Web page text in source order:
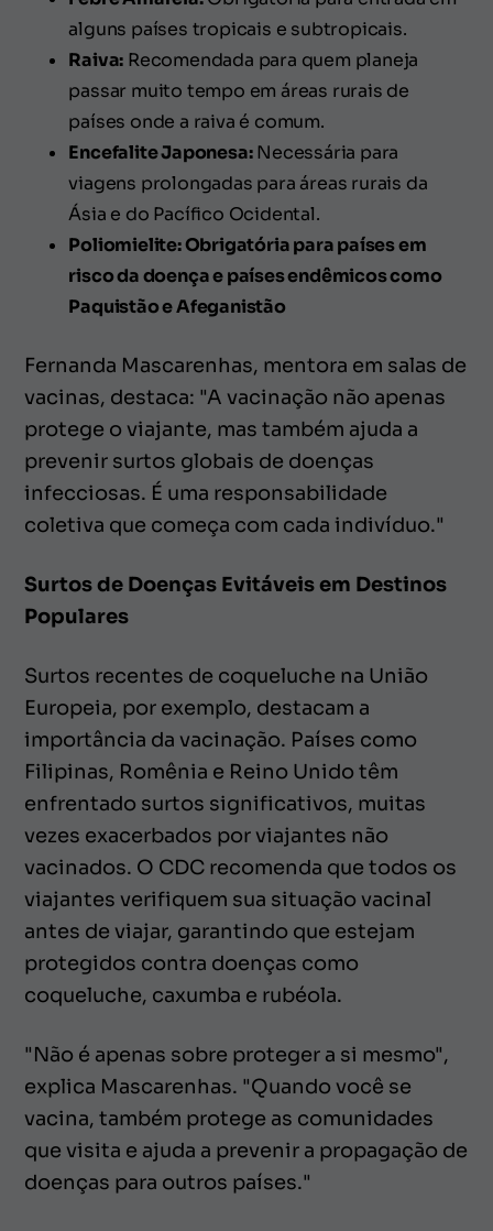
alguns países tropicais e subtropicais.
Raiva: Recomendada para quem planeja
passar muito tempo em áreas rurais de
países onde a raiva é comum.
Encefalite Japonesa:Necessária para
viagens prolongadas para áreas rurais da
Ásia e do Pacífico Ocidental.
Poliomielite: Obrigatória para países em
risco da doença e países endêmicos como
Paquistão e Afeganistão
Fernanda Mascarenhas, mentora em salas de
vacinas, destaca: "A vacinação não apenas
protege o viajante, mas também ajuda a
prevenir surtos globais de doenças
infecciosas. É uma responsabilidade
coletiva que começa com cada indivíduo."
Surtos de Doenças Evitáveis em Destinos
Populares
Surtos recentes de coqueluche na União
Europeia, por exemplo, destacam a
importância da vacinação. Países como
Filipinas, Romênia e Reino Unido têm
enfrentado surtos significativos, muitas
vezes exacerbados por viajantes não
vacinados. O CDC recomenda que todos os
viajantes verifiquem sua situação vacinal
antes de viajar, garantindo que estejam
protegidos contra doenças como
coqueluche, caxumba e rubéola.
"Não é apenas sobre proteger a si mesmo",
explica Mascarenhas. "Quando você se
vacina, também protege as comunidades
que visita e ajuda a prevenir a propagação de
doenças para outros países."